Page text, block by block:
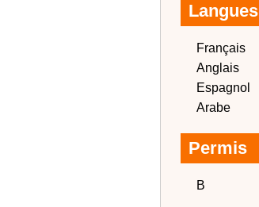
Langues
Français
Anglais
Espagnol
Arabe
Permis
B